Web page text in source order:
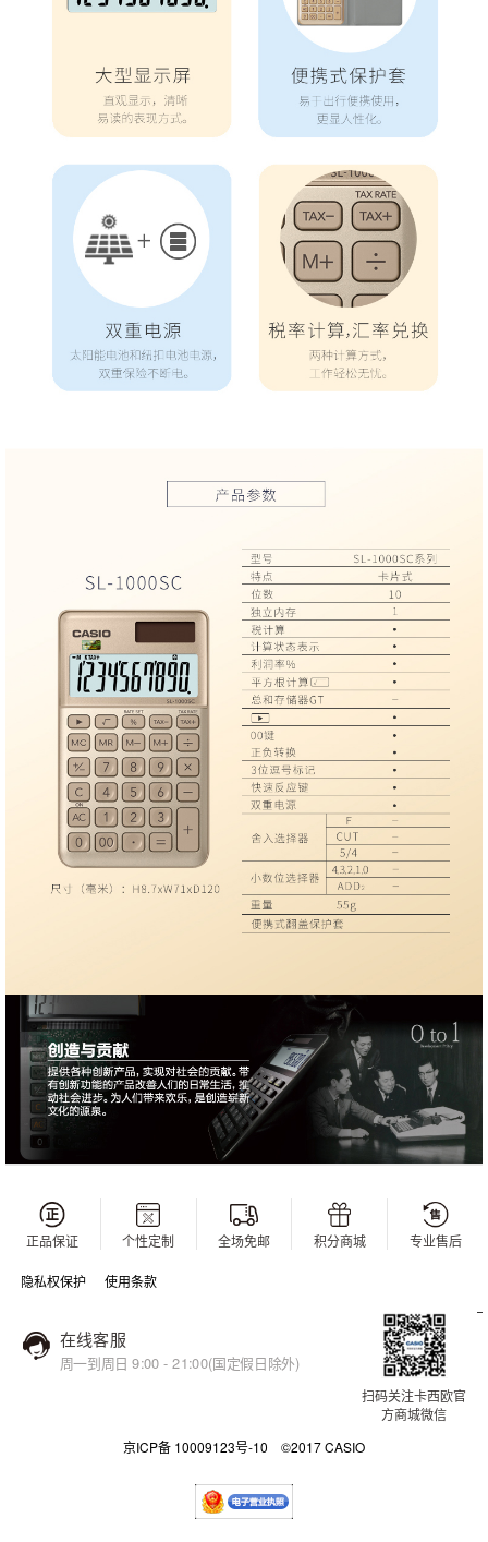
正品保证 个性定制 全场免邮 积分商城 专业售后
隐私权保护 使用条款
在线客服
周一到周日 9:00 - 21:00(国定假日除外)
扫码关注卡西欧官
方商城微信
京ICP备 10009123号-10 ©2017 CASIO